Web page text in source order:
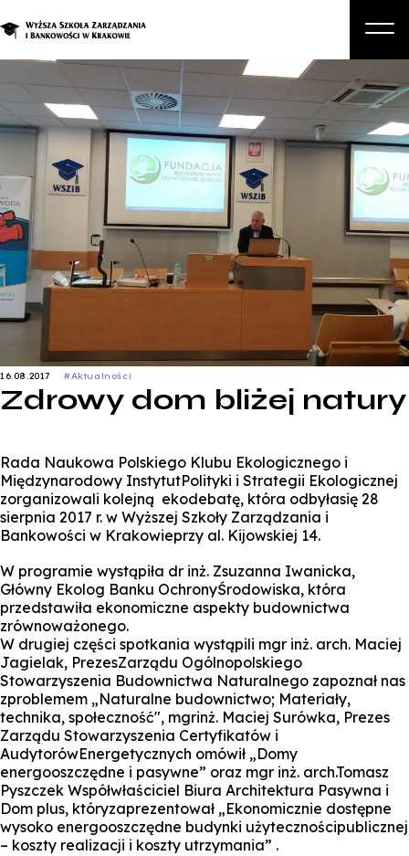
O nas
Studia
Studia podyplomowe i kursy
Kandydat
Student
Biznes
Zapisz się na studia
16.08.2017 #Aktualności
Zdrowy dom bliżej natury
Rada Naukowa Polskiego Klubu Ekologicznego i
Międzynarodowy InstytutPolityki i Strategii Ekologicznej
zorganizowali kolejną ekodebatę, która odbyłasię 28
sierpnia 2017 r. w Wyższej Szkoły Zarządzania i
Bankowości w Krakowieprzy al. Kijowskiej 14.
W programie wystąpiła dr inż. Zsuzanna Iwanicka,
Główny Ekolog Banku OchronyŚrodowiska, która
przedstawiła ekonomiczne aspekty budownictwa
zrównoważonego.
W drugiej części spotkania wystąpili mgr inż. arch. Maciej
Jagielak, PrezesZarządu Ogólnopolskiego
Stowarzyszenia Budownictwa Naturalnego zapoznał nas
zproblemem „Naturalne budownictwo; Materiały,
technika, społeczność", mgrinż. Maciej Surówka, Prezes
Zarządu Stowarzyszenia Certyfikatów i
AudytorówEnergetycznych omówił „Domy
energooszczędne i pasywne” oraz mgr inż. arch.Tomasz
Pyszczek Współwłaściciel Biura Architektura Pasywna i
Dom plus, któryzaprezentował „Ekonomicznie dostępne
wysoko energooszczędne budynki użytecznościpublicznej
– koszty realizacji i koszty utrzymania” .